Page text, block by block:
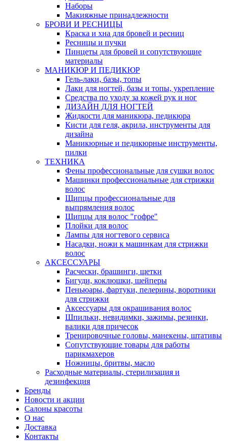
Наборы
Макияжные принадлежности
БРОВИ И РЕСНИЦЫ
Краска и хна для бровей и ресниц
Ресницы и пучки
Пинцеты для бровей и сопутствующие
материалы
МАНИКЮР И ПЕДИКЮР
Гель-лаки, базы, топы
Лаки для ногтей, базы и топы, укрепление
Средства по уходу за кожей рук и ног
ДИЗАЙН ДЛЯ НОГТЕЙ
Жидкости для маникюра, педикюра
Кисти для геля, акрила, инструменты для
дизайна
Маникюрные и педикюрные инструменты,
пилки
ТЕХНИКА
Фены профессиональные для сушки волос
Машинки профессиональные для стрижки
волос
Щипцы профессиональные для
выпрямления волос
Щипцы для волос "гофре"
Плойки для волос
Лампы для ногтевого сервиса
Насадки, ножи к машинкам для стрижки
волос
АКСЕССУАРЫ
Расчески, брашинги, щетки
Бигуди, коклюшки, шейперы
Пеньюары, фартуки, пелерины, воротники
для стрижки
Аксессуары для окрашивания волос
Шпильки, невидимки, зажимы, резинки,
валики для причесок
Тренировочные головы, манекены, штативы
Сопутствующие товары для работы
парикмахеров
Ножницы, бритвы, масло
Расходные материалы, стерилизация и
дезинфекция
Бренды
Новости и акции
Салоны красоты
О нас
Доставка
Контакты